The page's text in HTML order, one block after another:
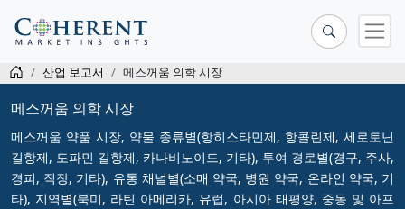
산업 보고서 메스꺼움 의학 시장
메스꺼움 의학 시장
메스꺼움 약품 시장, 약물 종류별(항히스타민제, 항콜린제, 세로토닌
길항제, 도파민 길항제, 카나비노이드, 기타), 투여 경로별(경구, 주사,
경피, 직장, 기타), 유통 채널별(소매 약국, 병원 약국, 온라인 약국, 기
타), 지역별(북미, 라틴 아메리카, 유럽, 아시아 태평양, 중동 및 아프